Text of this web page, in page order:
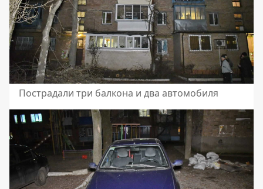
Пострадали три балкона и два автомобиля